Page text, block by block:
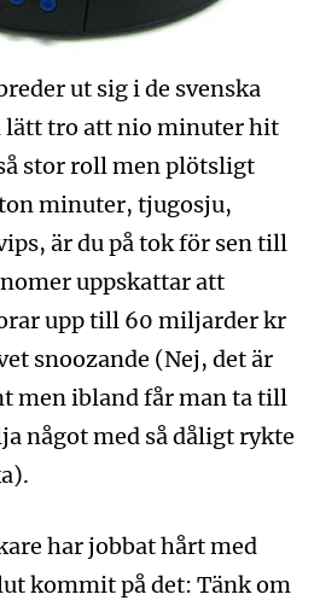
ut sig i de svenska
lätt tro att nio minuter hit
stor roll men plötsligt
minuter, tjugosju,
är du på tok för sen till
uppskattar att
upp till 60 miljarder kr
snoozande (Nej, det är
men ibland får man ta till
något med så dåligt rykte
har jobbat hårt med
kommit på det: Tänk om